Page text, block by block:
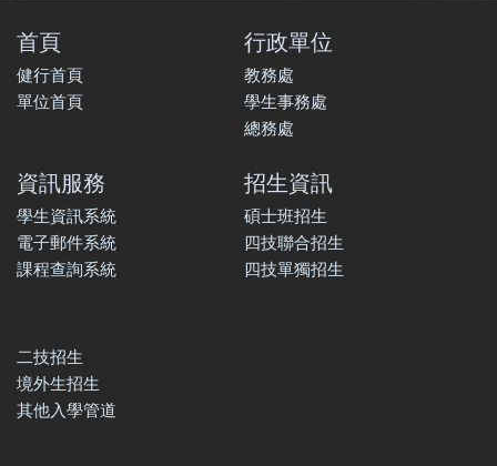
首頁
健行首頁
單位首頁
行政單位
教務處
學生事務處
總務處
資訊服務
學生資訊系統
電子郵件系統
課程查詢系統
招生資訊
碩士班招生
四技聯合招生
四技單獨招生
二技招生
境外生招生
其他入學管道